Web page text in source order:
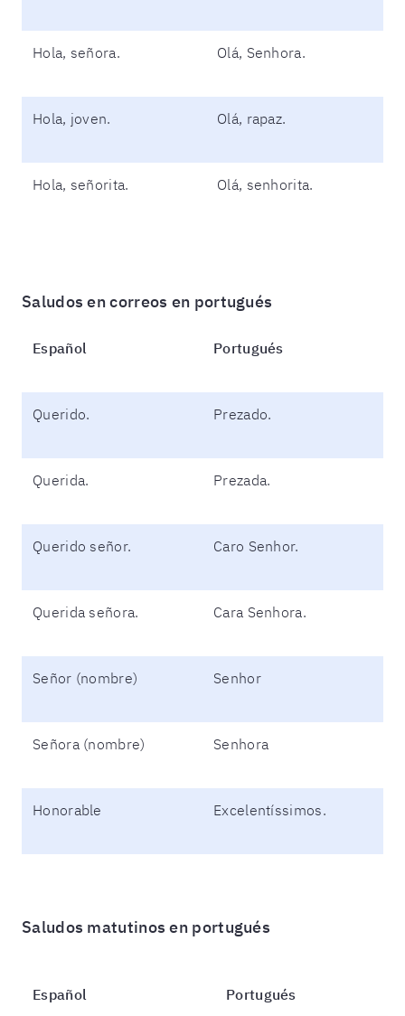
Hola, señora. Olá, Senhora.
Hola, joven. Olá, rapaz.
Hola, señorita. Olá, senhorita.
Saludos en correos en portugués
Español Portugués
Querido. Prezado.
Querida. Prezada.
Querido señor. Caro Senhor.
Querida señora. Cara Senhora.
Señor (nombre) Senhor
Señora (nombre) Senhora
Honorable Excelentíssimos.
Saludos matutinos en portugués
Español Portugués